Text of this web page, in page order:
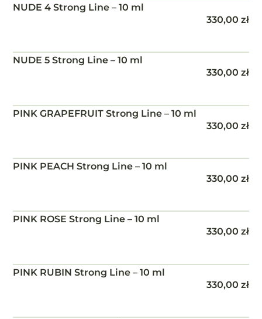
NUDE 4 Strong Line – 10 ml
330,00 zł
NUDE 5 Strong Line – 10 ml
330,00 zł
PINK GRAPEFRUIT Strong Line – 10 ml
330,00 zł
PINK PEACH Strong Line – 10 ml
330,00 zł
PINK ROSE Strong Line – 10 ml
330,00 zł
PINK RUBIN Strong Line – 10 ml
330,00 zł